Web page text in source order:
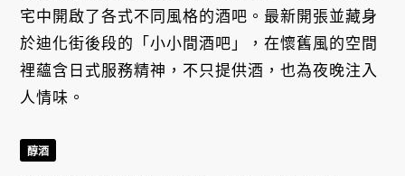
宅中開啟了各式不同風格的酒吧。最新開張並藏身
於迪化街後段的「小小間酒吧」，在懷舊風的空間
裡蘊含日式服務精神，不只提供酒，也為夜晚注入
人情味。
醇酒